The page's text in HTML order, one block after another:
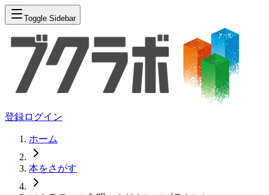
Toggle Sidebar
登録ログイン
ホーム
本をさがす